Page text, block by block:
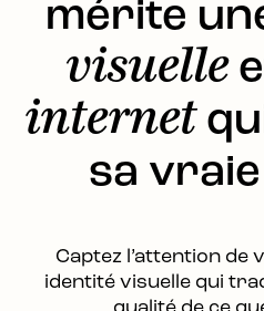
supports de
tous les outils
renforcer votre
communication
de vous. Attirez vos
moderne, performant
pour offrir une
fluide tout en
marque.
mérite
visuelle
internet
sa
Captez l’attention de
identité visuelle qui